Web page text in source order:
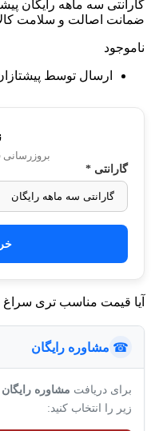
گارانتی سه ماهه رایگان
ضمانت اصالت و سلامت
ناموجود
ارسال توسط
گارانتی *
آیا قیمت مناسب تری سراغ
☎ مشاوره رایگان
برای دریافت مشاوره رایگان
زیر را انتخاب کنید: